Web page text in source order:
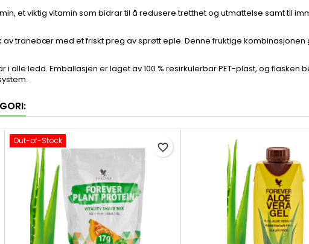
et viktig vitamin som bidrar til å redusere tretthet og utmattelse samt til
av tranebær med et friskt preg av sprøtt eple. Denne fruktige
alle ledd. Emballasjen er laget av 100 % resirkulerbar PET-plast, og flasken
Out-of-Stock
favorite_border